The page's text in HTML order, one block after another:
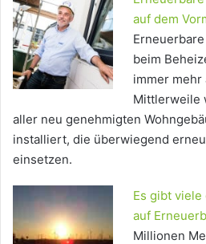
auf dem
beim
immer mehr
Mittlerweile
aller neu genehmigten
installiert, die überwiegend
einsetzen.
Es gibt viele
auf
Millionen